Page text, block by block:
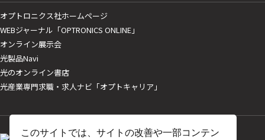
このサイトでは、サイトの改善や一部コンテン
オプトロニクス社ホームページ
WEBジャーナル「OPTRONICS ONLINE」
オンライン展示会
光製品Navi
光のオンライン書店
光産業専門求職・求人ナビ「オプトキャリア」